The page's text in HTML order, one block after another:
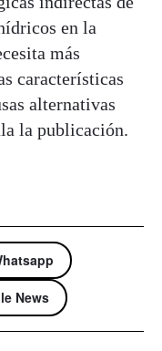
en la
más
características
alternativas
la publicación.
News